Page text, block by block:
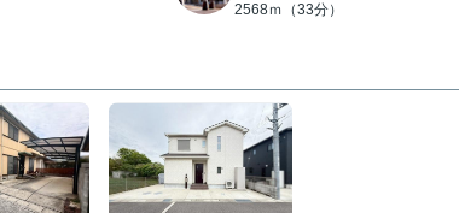
2568ｍ（33分）